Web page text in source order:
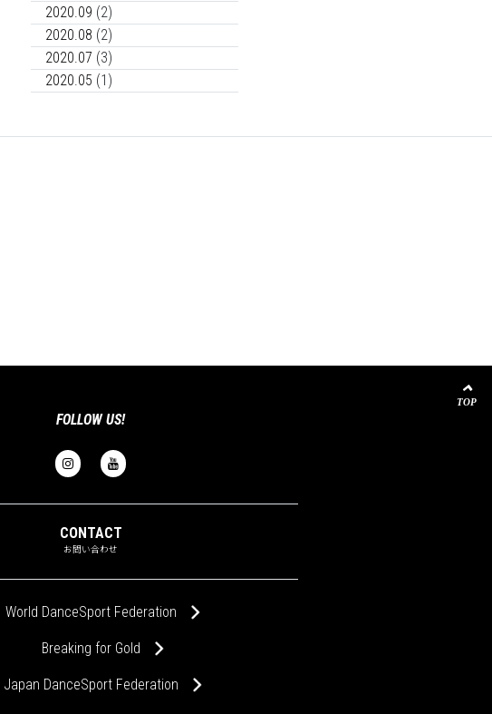
2020.09 (2)
2020.08 (2)
2020.07 (3)
2020.05 (1)
FOLLOW US!
CONTACT
お問い合わせ
World DanceSport Federation
Breaking for Gold
Japan DanceSport Federation